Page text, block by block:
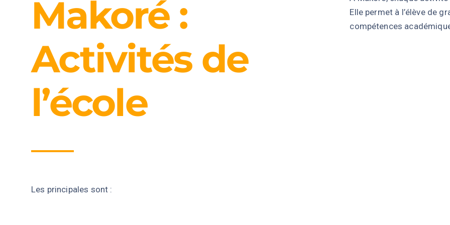
Makoré :
Activités de
l’école
Les principales sont :
Elle permet à l’élève de
compétences